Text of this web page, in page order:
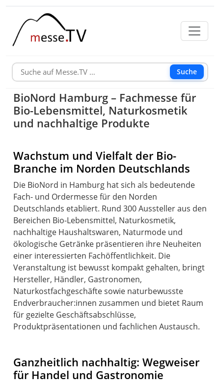
Suche
BioNord Hamburg – Fachmesse für
Bio-Lebensmittel, Naturkosmetik
und nachhaltige Produkte
Wachstum und Vielfalt der Bio-
Branche im Norden Deutschlands
Die BioNord in Hamburg hat sich als bedeutende
Fach- und Ordermesse für den Norden
Deutschlands etabliert. Rund 300 Aussteller aus den
Bereichen Bio-Lebensmittel, Naturkosmetik,
nachhaltige Haushaltswaren, Naturmode und
ökologische Getränke präsentieren ihre Neuheiten
einer interessierten Fachöffentlichkeit. Die
Veranstaltung ist bewusst kompakt gehalten, bringt
Hersteller, Händler, Gastronomen,
Naturkostfachgeschäfte sowie naturbewusste
Endverbraucher:innen zusammen und bietet Raum
für gezielte Geschäftsabschlüsse,
Produktpräsentationen und fachlichen Austausch.
Ganzheitlich nachhaltig: Wegweiser
für Handel und Gastronomie